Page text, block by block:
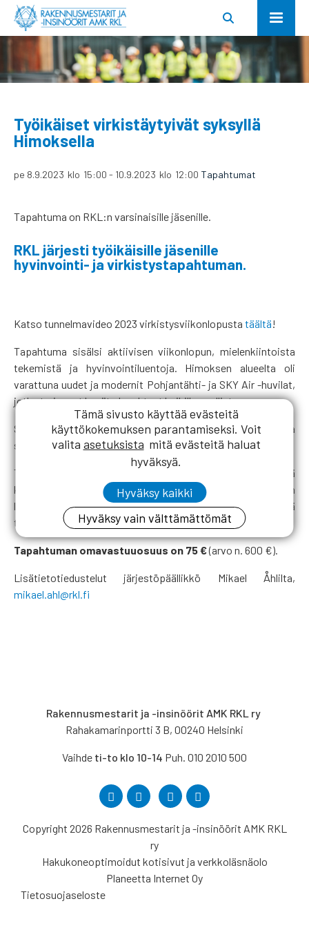
Työikäiset virkistäytyivät syksyllä
Himoksella
pe 8.9.2023 klo 15:00 - 10.9.2023 klo 12:00 Tapahtumat
Tapahtuma on RKL:n varsinaisille jäsenille.
RKL järjesti työikäisille jäsenille
hyvinvointi- ja virkistystapahtuman.
Katso tunnelmavideo 2023 virkistysviikonlopusta täältä!
Tapahtuma sisälsi aktiivisen viikonlopun, mielenkiintoista
tekemistä ja hyvinvointiluentoja. Himoksen alueelta oli
varattuna uudet ja modernit Pohjantähti- ja SKY Air -huvilat,
jotka tarjoavat hyvät olosuhteet kaikille osallistua.
Syyskuun alku antoi loistavat mahdollisuudet ulko- ja
sisätapahtumiin.
Tilaisuus alkoi perjantaina klo 15.00 yhteisellä
kahvitilaisuudella ja päättyi sunnuntaina klo 12.00 huviloiden
luovutukseen. RKL:n työikäisille jäsenille järjestämää
tilaisuutta tukee Rakennusmestareiden Säätiö.
Tapahtuman omavastuuosuus on 75 €(arvo n. 600 €).
Lisätietotiedustelut järjestöpäällikkö Mikael Åhlilta,
mikael.ahl@rkl.fi
Rakennusmestarit ja -insinöörit AMK RKL ry
Rahakamarinportti 3 B, 00240 Helsinki
Vaihde ti-to klo 10-14 Puh. 010 2010 500
Copyright 2026 Rakennusmestarit ja -insinöörit AMK RKL
ry
Hakukoneoptimoidut kotisivut ja verkkoläsnäolo
Planeetta Internet Oy
Tietosuojaseloste
Tämä sivusto käyttää evästeitä
käyttökokemuksen parantamiseksi. Voit
valita asetuksista mitä evästeitä haluat
hyväksyä.
Hyväksy kaikki
Hyväksy vain välttämättömät